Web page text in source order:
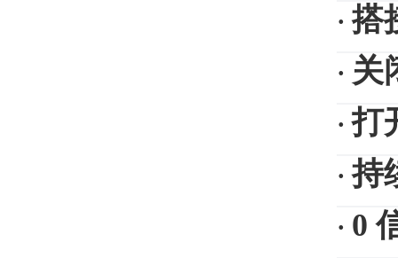
· 搭
· 关
·打
·持
· 0